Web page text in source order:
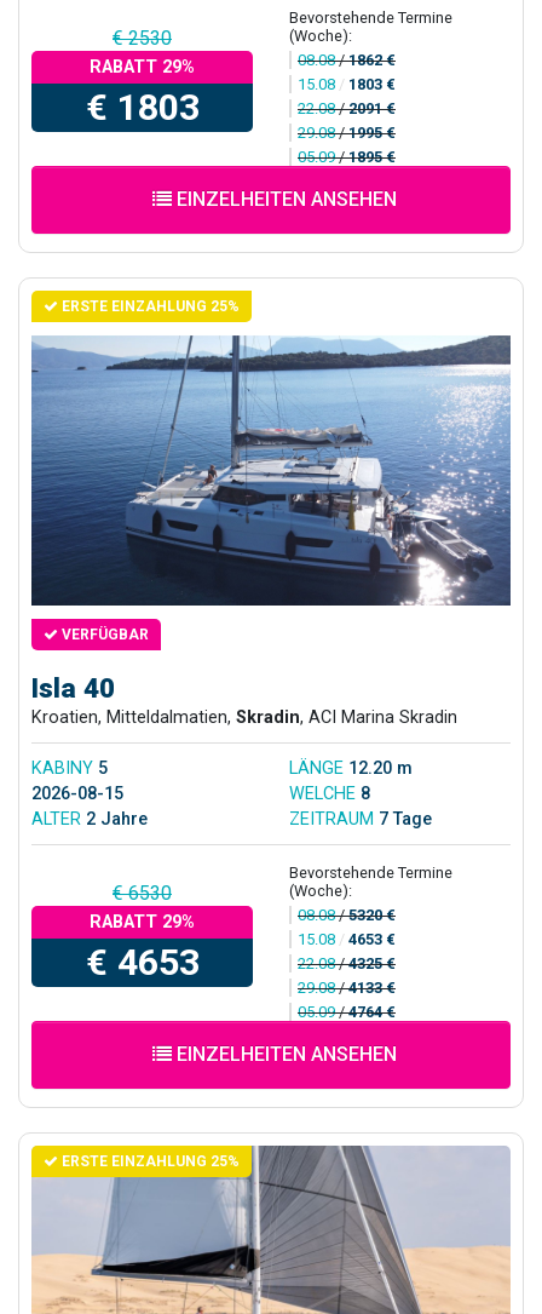
€ 2530
RABATT 29%
€ 1803
Bevorstehende Termine
(Woche):
08.08/1862 €
15.08 / 1803 €
22.08/2091 €
29.08/1995 €
05.09/1895 €
EINZELHEITEN ANSEHEN
ERSTE EINZAHLUNG 25%
VERFÜGBAR
Isla 40
Kroatien, Mitteldalmatien, Skradin, ACI Marina Skradin
KABINY 5 LÄNGE 12.20 m
2026-08-15
WELCHE 8
ALTER 2 Jahre ZEITRAUM 7 Tage
€ 6530
RABATT 29%
€ 4653
Bevorstehende Termine
(Woche):
08.08/5320 €
15.08 / 4653 €
22.08/4325 €
29.08/4133 €
05.09/4764 €
EINZELHEITEN ANSEHEN
ERSTE EINZAHLUNG 25%